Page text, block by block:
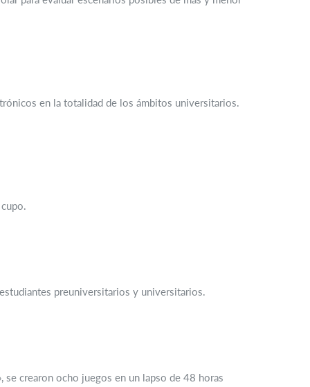
en la totalidad de los ámbitos universitarios.
preuniversitarios y universitarios.
se crearon ocho juegos en un lapso de 48 horas